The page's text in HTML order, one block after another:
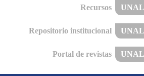
Recursos UNAL
Repositorio institucional UNAL
Portal de revistas UNAL